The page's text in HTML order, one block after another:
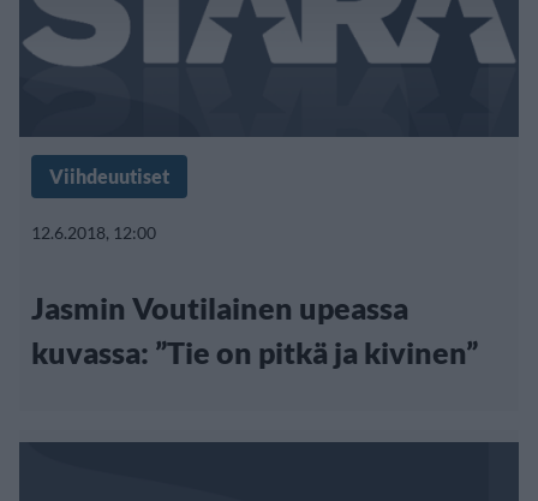
Viihdeuutiset
12.6.2018, 12:00
Jasmin Voutilainen upeassa
kuvassa: ”Tie on pitkä ja kivinen”